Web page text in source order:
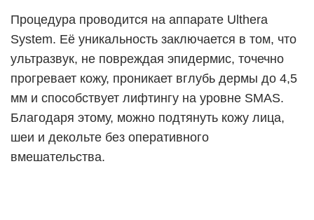
Процедура проводится на аппарате Ulthera
System. Её уникальность заключается в том, что
ультразвук, не повреждая эпидермис, точечно
прогревает кожу, проникает вглубь дермы до 4,5
мм и способствует лифтингу на уровне SMAS.
Благодаря этому, можно подтянуть кожу лица,
шеи и декольте без оперативного
вмешательства.